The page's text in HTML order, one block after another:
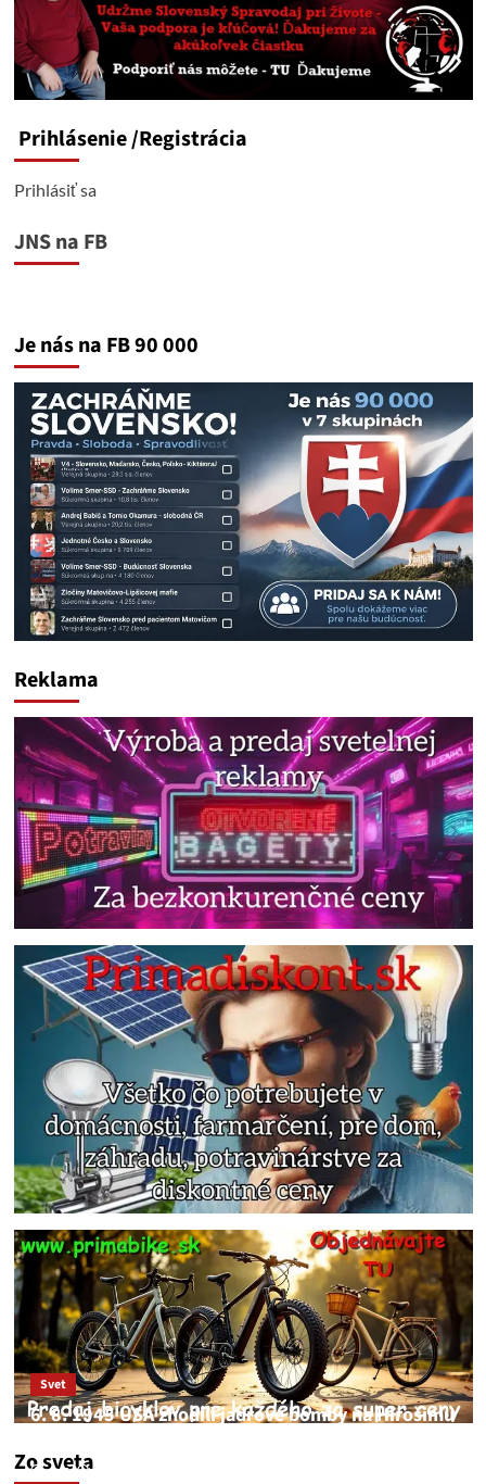
Prihlásenie/Registrácia
Prihlásiť sa
JNS na FB
Je nás na FB 90 000
Reklama
Zo sveta
Svet
6. 8. 1945 USA zhodili jadrové bomby na Hirošimu
JNS